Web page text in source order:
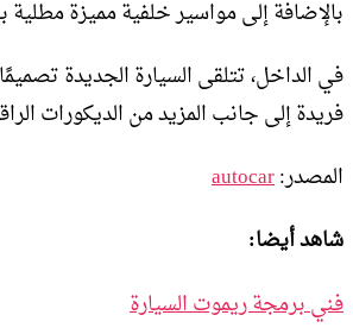
بالإضافة إلى مواسير خلفية مميزة مطلية
في الداخل، تتلقى السيارة الجديدة
فريدة إلى جانب المزيد من الديكورات
المصدر:autocar
شاهد أيضا:
فني برمجة ريموت السيارة